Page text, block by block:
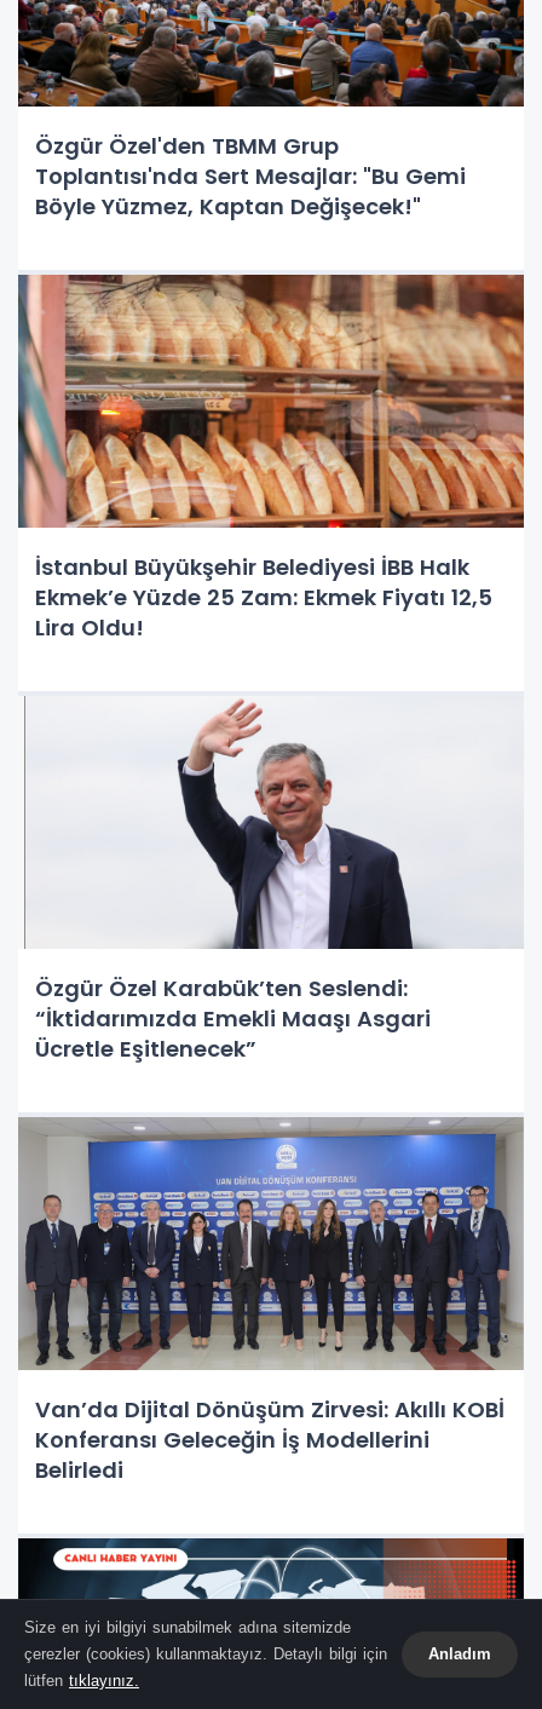
Özgür Özel'den TBMM Grup
Toplantısı'nda Sert Mesajlar: "Bu Gemi
Böyle Yüzmez, Kaptan Değişecek!"
İstanbul Büyükşehir Belediyesi İBB Halk
Ekmek’e Yüzde 25 Zam: Ekmek Fiyatı 12,5
Lira Oldu!
Özgür Özel Karabük’ten Seslendi:
“İktidarımızda Emekli Maaşı Asgari
Ücretle Eşitlenecek”
Van’da Dijital Dönüşüm Zirvesi: Akıllı KOBİ
Konferansı Geleceğin İş Modellerini
Belirledi
Size en iyi bilgiyi sunabilmek adına sitemizde
çerezler (cookies) kullanmaktayız. Detaylı bilgi için
lütfen tıklayınız.
Anladım